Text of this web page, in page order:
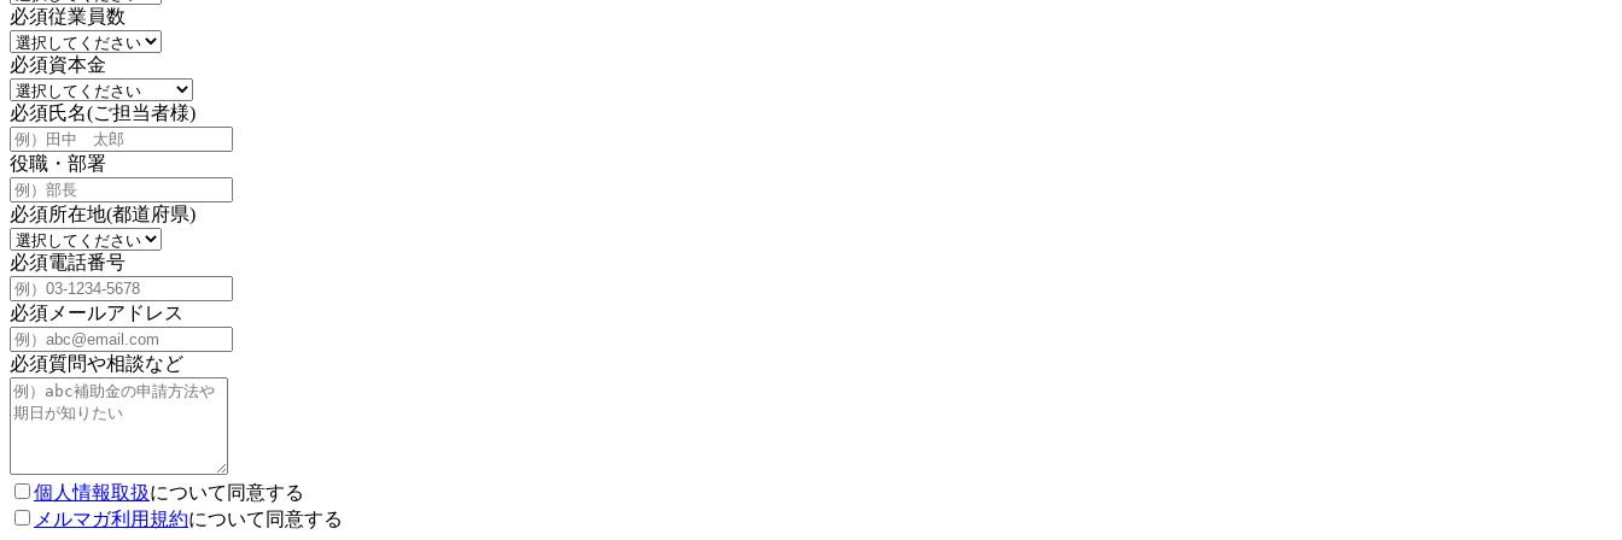
必須従業員数
必須資本金
必須氏名(ご担当者様)
役職・部署
必須所在地(都道府県)
必須電話番号
必須 メールアドレス
必須質問や相談など
個人情報取扱について同意する
メルマガ利用規約について同意する